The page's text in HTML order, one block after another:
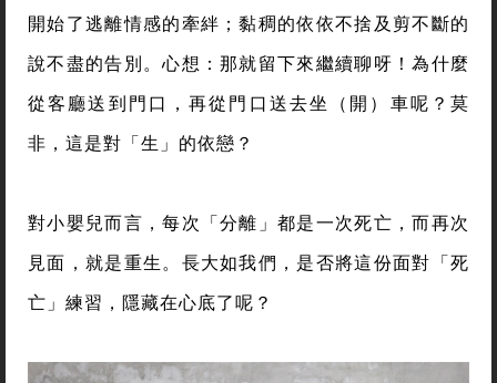
開始了逃離情感的牽絆；黏稠的依依不捨及剪不斷的
說不盡的告別。心想：那就留下來繼續聊呀！為什麼
從客廳送到門口，再從門口送去坐（開）車呢？莫
非，這是對「生」的依戀？
對小嬰兒而言，每次「分離」都是一次死亡，而再次
見面，就是重生。長大如我們，是否將這份面對「死
亡」練習，隱藏在心底了呢？